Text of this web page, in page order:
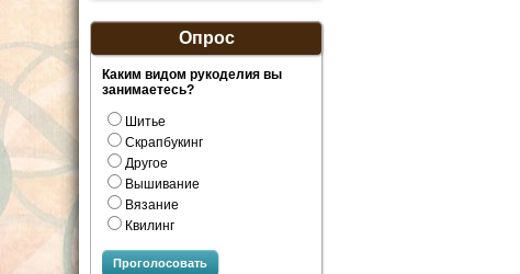
Опрос
Каким видом рукоделия вы
занимаетесь?
Шитье
Скрапбукинг
Другое
Вышивание
Вязание
Квилинг
Проголосовать